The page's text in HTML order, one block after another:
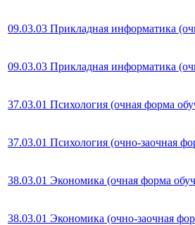
09.03.03 Прикладная информатика
09.03.03 Прикладная информатика
37.03.01 Психология (очная форма
37.03.01 Психология (очно-заочная
38.03.01 Экономика (очная форма
38.03.01 Экономика (очно-заочная